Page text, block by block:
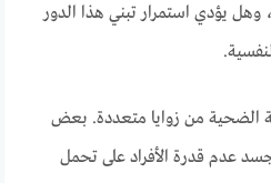
يؤدي استمرار تبني هذا الدور
الضحية من زوايا متعددة. بعض
عدم قدرة الأفراد على تحمل